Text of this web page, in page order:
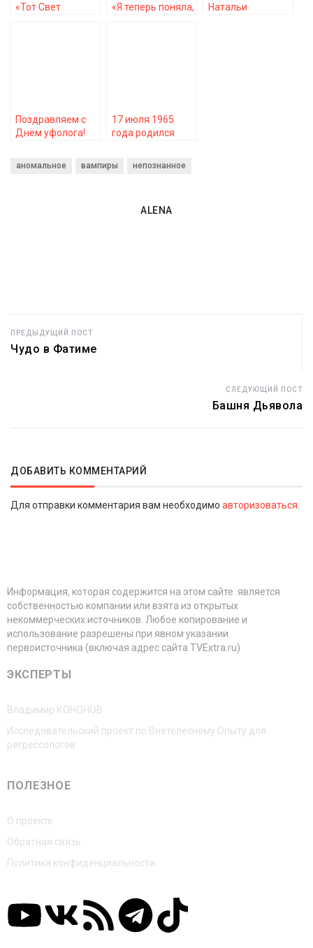
«Тот Свет
«Я теперь поняла,
Натальи
Поздравляем с
Днём уфолога!
17 июля 1965
года родился
аномальное вампиры непознанное
ALENA
ПРЕДЫДУЩИЙ ПОСТ
Чудо в Фатиме
СЛЕДУЮЩИЙ ПОСТ
Башня Дьявола
ДОБАВИТЬ КОММЕНТАРИЙ
Для отправки комментария вам необходимо авторизоваться
Информация, которая содержится на этом сайте является
собственностью компании или взята из открытых
некоммерческих источников. Любое копирование и
использование разрешены при явном указании
первоисточника (включая адрес сайта TVExtra.ru)
ЭКСПЕРТЫ
Владимир КОНОНОВ
Исследовательский проект по Внетелесному Опыту для
регрессологов
ПОЛЕЗНОЕ
О проекте
Обратная связь
Политика конфиденциальности